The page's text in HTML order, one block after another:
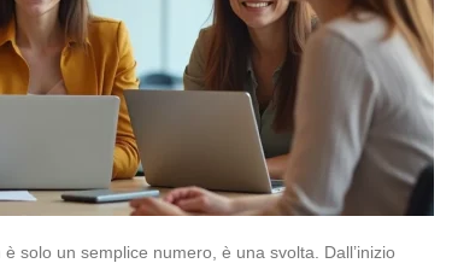
solo un semplice numero, è una svolta. Dall’inizio